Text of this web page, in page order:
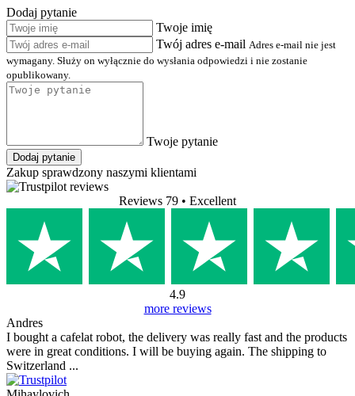
Dodaj pytanie
Twoje imię
Twój adres e-mail Adres e-mail nie jest
wymagany. Służy on wyłącznie do wysłania odpowiedzi i nie zostanie
opublikowany.
Twoje pytanie
Dodaj pytanie
Zakup sprawdzony naszymi klientami
Reviews 79 • Excellent
4.9
more reviews
Andres
I bought a cafelat robot, the delivery was really fast and the products
were in great conditions. I will be buying again. The shipping to
Switzerland ...